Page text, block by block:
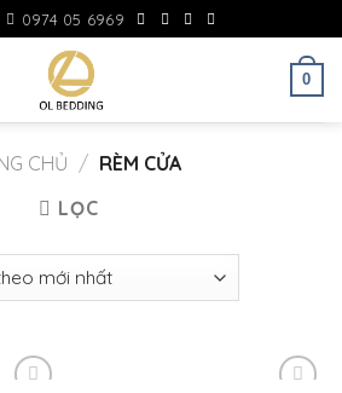
0974 05 6969
0
CHỦ / RÈM CỬA
LỌC